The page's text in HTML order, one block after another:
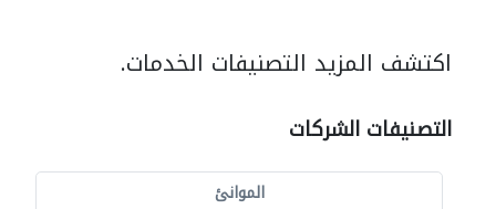
اكتشف المزيد التصنيفات الخدمات.
التصنيفات الشركات
الموانئ